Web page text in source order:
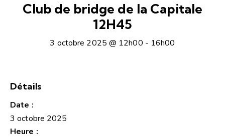
Club de bridge de la Capitale
12H45
3 octobre 2025 @ 12h00 - 16h00
Détails
Date :
3 octobre 2025
Heure :